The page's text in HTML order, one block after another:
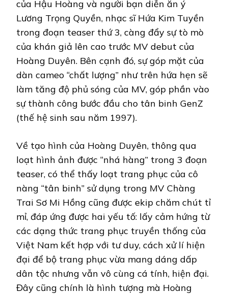
của Hậu Hoàng và người bạn diễn ăn ý
Lương Trọng Quyền, nhạc sĩ Hứa Kim Tuyền
trong đoạn teaser thứ 3, càng đẩy sự tò mò
của khán giả lên cao trước MV debut của
Hoàng Duyên. Bên cạnh đó, sự góp mặt của
dàn cameo “chất lượng” như trên hứa hẹn sẽ
làm tăng độ phủ sóng của MV, góp phần vào
sự thành công bước đầu cho tân binh GenZ
(thế hệ sinh sau năm 1997).
Về tạo hình của Hoàng Duyên, thông qua
loạt hình ảnh được “nhá hàng” trong 3 đoạn
teaser, có thể thấy loạt trang phục của cô
nàng “tân binh” sử dụng trong MV Chàng
Trai Sơ Mi Hồng cũng được ekip chăm chút tỉ
mỉ, đáp ứng được hai yếu tố: lấy cảm hứng từ
các dạng thức trang phục truyền thống của
Việt Nam kết hợp với tư duy, cách xử lí hiện
đại để bộ trang phục vừa mang dáng dấp
dân tộc nhưng vẫn vô cùng cá tính, hiện đại.
Đây cũng chính là hình tượng mà Hoàng